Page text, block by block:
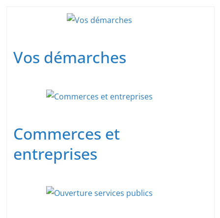
Vos démarches
Commerces et
entreprises